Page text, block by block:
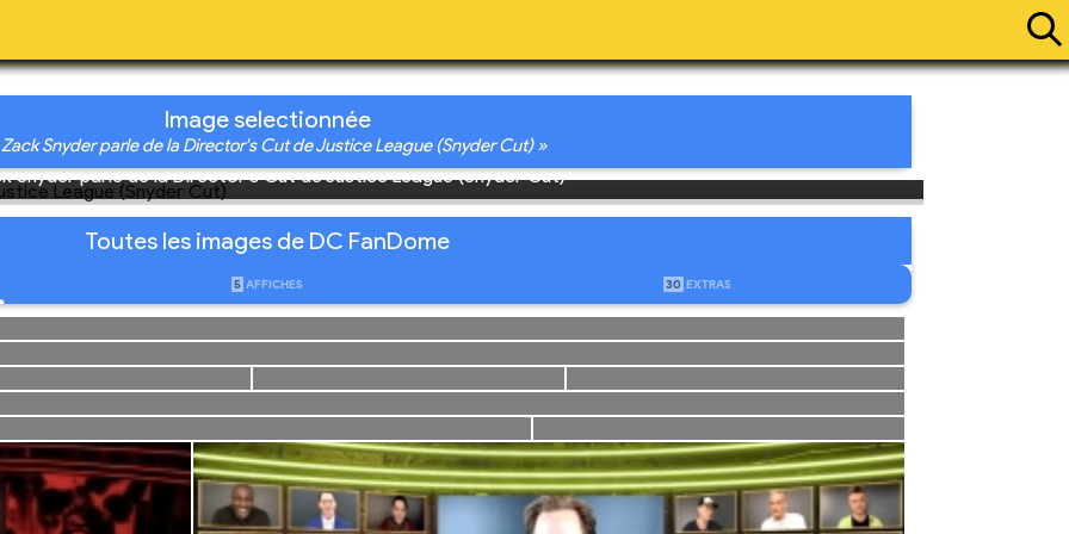
(19h00)
IMAGES VIDÉOS AVIS
Image selectionnée
Zack Snyder parle de la Director's Cut de Justice League (Snyder Cut) »
Snyder parle de la Director's Cut de Justice League (Snyder Cut)
Toutes les images de DC FanDome
5 AFFICHES 30 EXTRAS